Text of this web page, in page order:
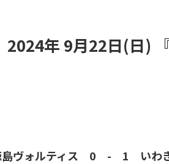
2024年 9月22日(日)
島ヴォルティス 0 - 1 いわ